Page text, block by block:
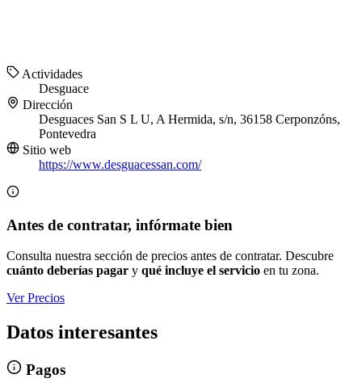
Actividades
Desguace
Dirección
Desguaces San S L U, A Hermida, s/n, 36158 Cerponzóns,
Pontevedra
Sitio web
https://www.desguacessan.com/
Antes de contratar, infórmate bien
Consulta nuestra sección de precios antes de contratar. Descubre
cuánto deberías pagar y qué incluye el servicio en tu zona.
Ver Precios
Datos interesantes
Pagos